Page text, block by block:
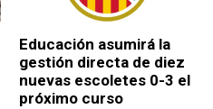
Educación asumirá la
gestión directa de diez
nuevas escoletes 0-3 el
próximo curso